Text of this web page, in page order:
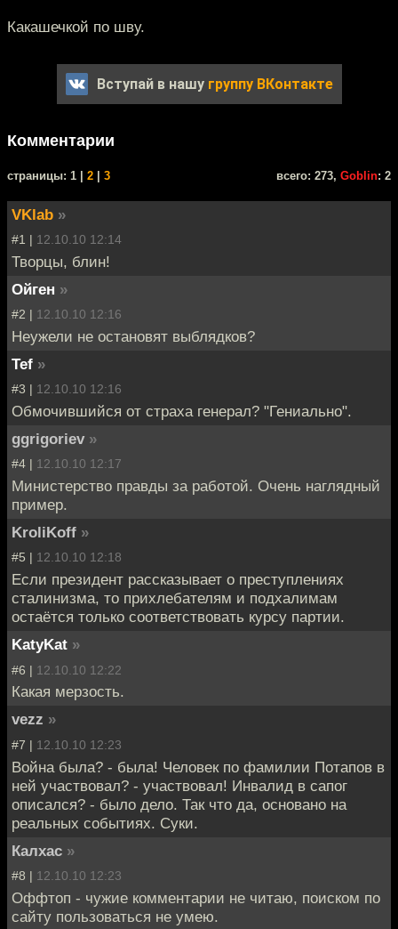
Какашечкой по шву.
Вступай в нашу группу ВКонтакте
Комментарии
cтраницы: 1 | 2 3 всего: 273, Goblin: 2
VKlab »
#1 | 12.10.10 12:14
Творцы, блин!
Ойген »
#2 | 12.10.10 12:16
Неужели не остановят выблядков?
Tef »
#3 | 12.10.10 12:16
Обмочившийся от страха генерал? "Гениально".
ggrigoriev »
#4 | 12.10.10 12:17
Министерство правды за работой. Очень наглядный
пример.
KroliKoff »
#5 | 12.10.10 12:18
Если президент рассказывает о преступлениях
сталинизма, то прихлебателям и подхалимам
остаётся только соответствовать курсу партии.
KatyKat »
#6 | 12.10.10 12:22
Какая мерзость.
vezz »
#7 | 12.10.10 12:23
Война была? - была! Человек по фамилии Потапов в
ней участвовал? - участвовал! Инвалид в сапог
описался? - было дело. Так что да, основано на
реальных событиях. Суки.
Калхас »
#8 | 12.10.10 12:23
Оффтоп - чужие комментарии не читаю, поиском по
сайту пользоваться не умею.